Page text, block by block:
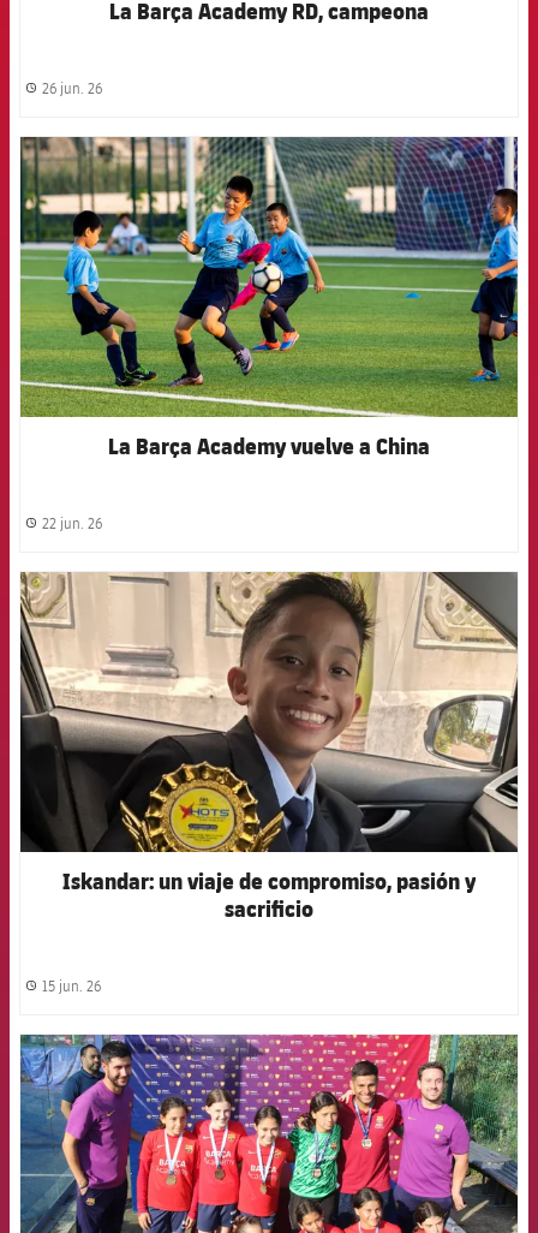
La Barça Academy RD, campeona
label.share.clock
26 jun. 26
FCB Barcelona badge
La Barça Academy vuelve a China
label.share.clock
22 jun. 26
FCB Barcelona badge
Iskandar: un viaje de compromiso, pasión y
sacrificio
label.share.clock
15 jun. 26
FCB Barcelona badge